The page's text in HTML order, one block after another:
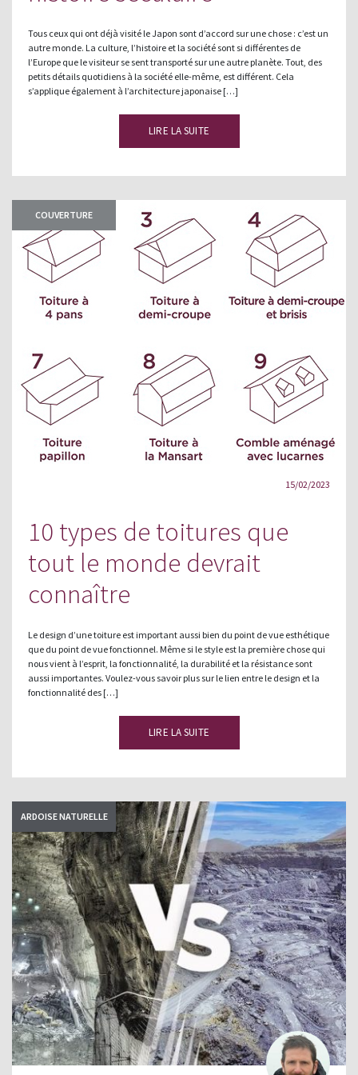
Tous ceux qui ont déjà visité le Japon sont d’accord sur une chose : c’est un
autre monde. La culture, l’histoire et la société sont si différentes de
l’Europe que le visiteur se sent transporté sur une autre planète. Tout, des
petits détails quotidiens à la société elle-même, est différent. Cela
s’applique également à l’architecture japonaise […]
LIRE LA SUITE
COUVERTURE
15/02/2023
10 types de toitures que
tout le monde devrait
connaître
Le design d’une toiture est important aussi bien du point de vue esthétique
que du point de vue fonctionnel. Même si le style est la première chose qui
nous vient à l’esprit, la fonctionnalité, la durabilité et la résistance sont
aussi importantes. Voulez-vous savoir plus sur le lien entre le design et la
fonctionnalité des […]
LIRE LA SUITE
ARDOISE NATURELLE